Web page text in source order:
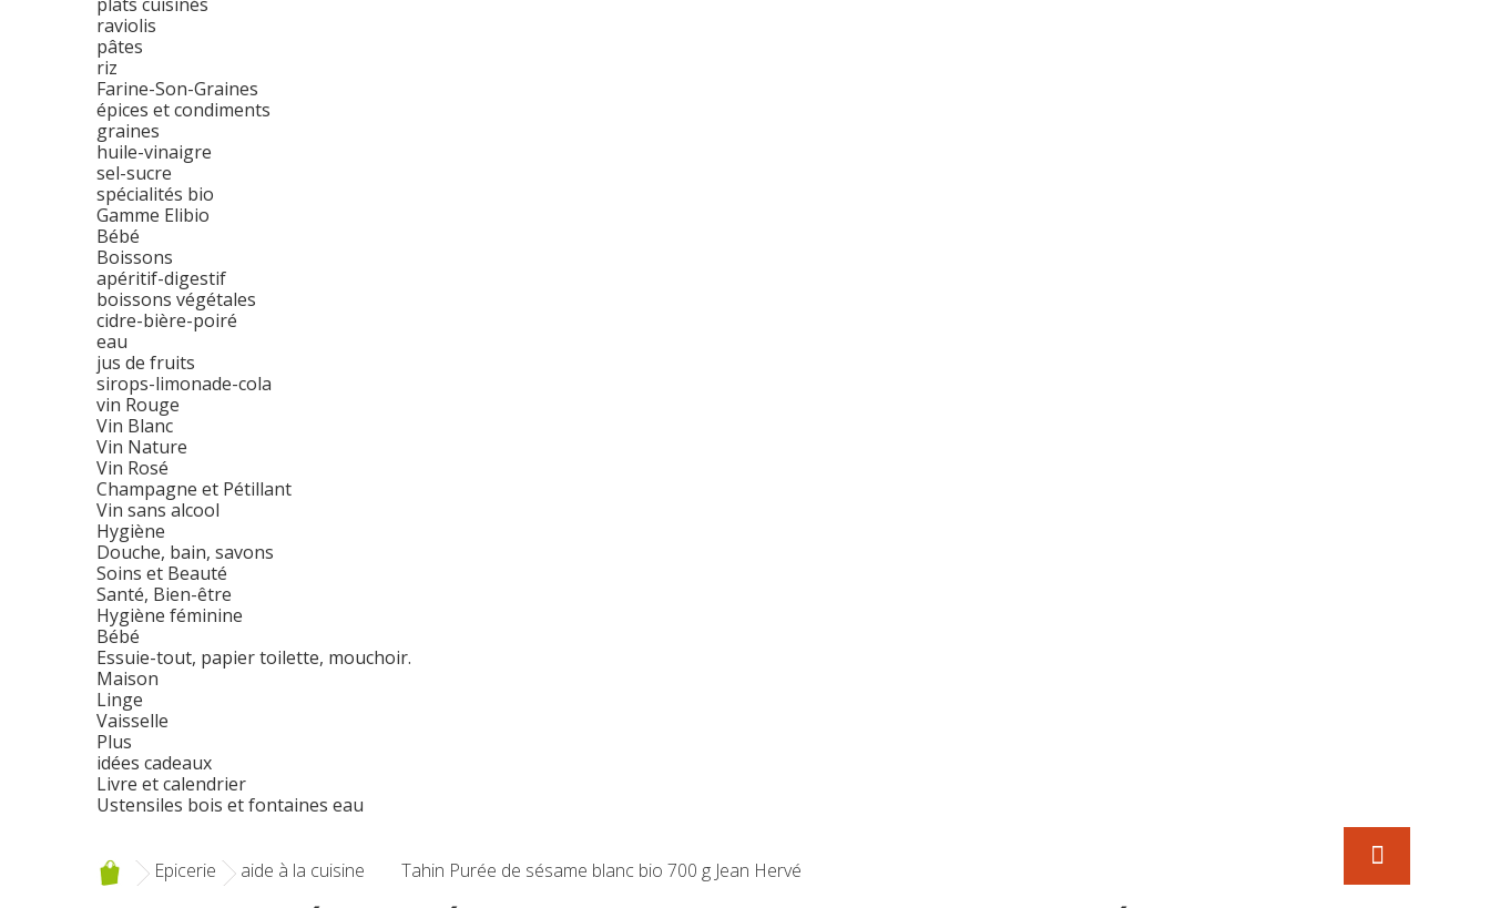
raviolis
pâtes
riz
Farine-Son-Graines
épices et condiments
graines
huile-vinaigre
sel-sucre
spécialités bio
Gamme Elibio
Bébé
Boissons
apéritif-digestif
boissons végétales
cidre-bière-poiré
eau
jus de fruits
sirops-limonade-cola
vin Rouge
Vin Blanc
Vin Nature
Vin Rosé
Champagne et Pétillant
Vin sans alcool
Hygiène
Douche, bain, savons
Soins et Beauté
Santé, Bien-être
Hygiène féminine
Bébé
Essuie-tout, papier toilette, mouchoir.
Maison
Linge
Vaisselle
Plus
idées cadeaux
Livre et calendrier
Ustensiles bois et fontaines eau
Epicerie aide à la cuisine Tahin Purée de sésame blanc bio 700 g Jean Hervé